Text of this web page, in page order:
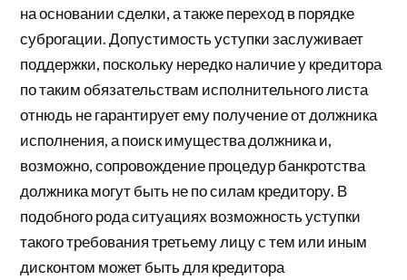
на основании сделки, а также переход в порядке
суброгации. Допустимость уступки заслуживает
поддержки, поскольку нередко наличие у кредитора
по таким обязательствам исполнительного листа
отнюдь не гарантирует ему получение от должника
исполнения, а поиск имущества должника и,
возможно, сопровождение процедур банкротства
должника могут быть не по силам кредитору. В
подобного рода ситуациях возможность уступки
такого требования третьему лицу с тем или иным
дисконтом может быть для кредитора